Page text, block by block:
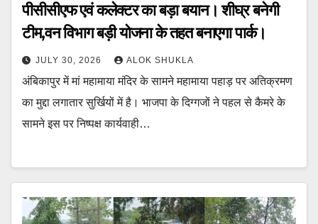
पीसीसीएफ एवं कलेक्टर का बड़ा बयान। शीघ्र बनेगी
टीम,वन विभाग बड़ी योजना के तहत बनाएगा पार्क।
JULY 30, 2026 ALOK SHUKLA
अंबिकापुर में मां महामाया मंदिर के सामने महामाया पहाड़ पर अतिक्रमण
का मुद्दा लगातार सुर्खियों में है। भाजपा के दिग्गजों ने पहल से कैमरे के
सामने इस पर निष्पक्ष कार्यवाही…